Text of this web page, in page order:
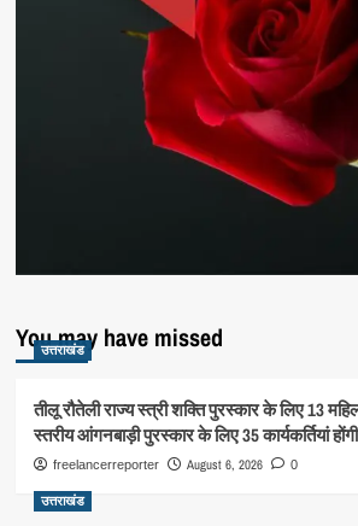
You may have missed
उत्तराखंड
तीलू रौतेली राज्य स्त्री शक्ति पुरस्कार के लिए 13
स्तरीय आंगनबाड़ी पुरस्कार के लिए 35 कार्यकर्तियां
freelancerreporter August 6, 2026 0
उत्तराखंड